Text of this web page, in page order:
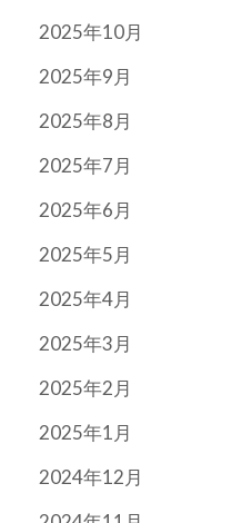
2025年10月
2025年9月
2025年8月
2025年7月
2025年6月
2025年5月
2025年4月
2025年3月
2025年2月
2025年1月
2024年12月